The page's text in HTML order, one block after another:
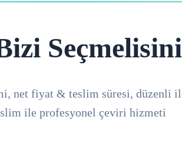
net fiyat & teslim süresi, düzenli
ile profesyonel çeviri hizmeti